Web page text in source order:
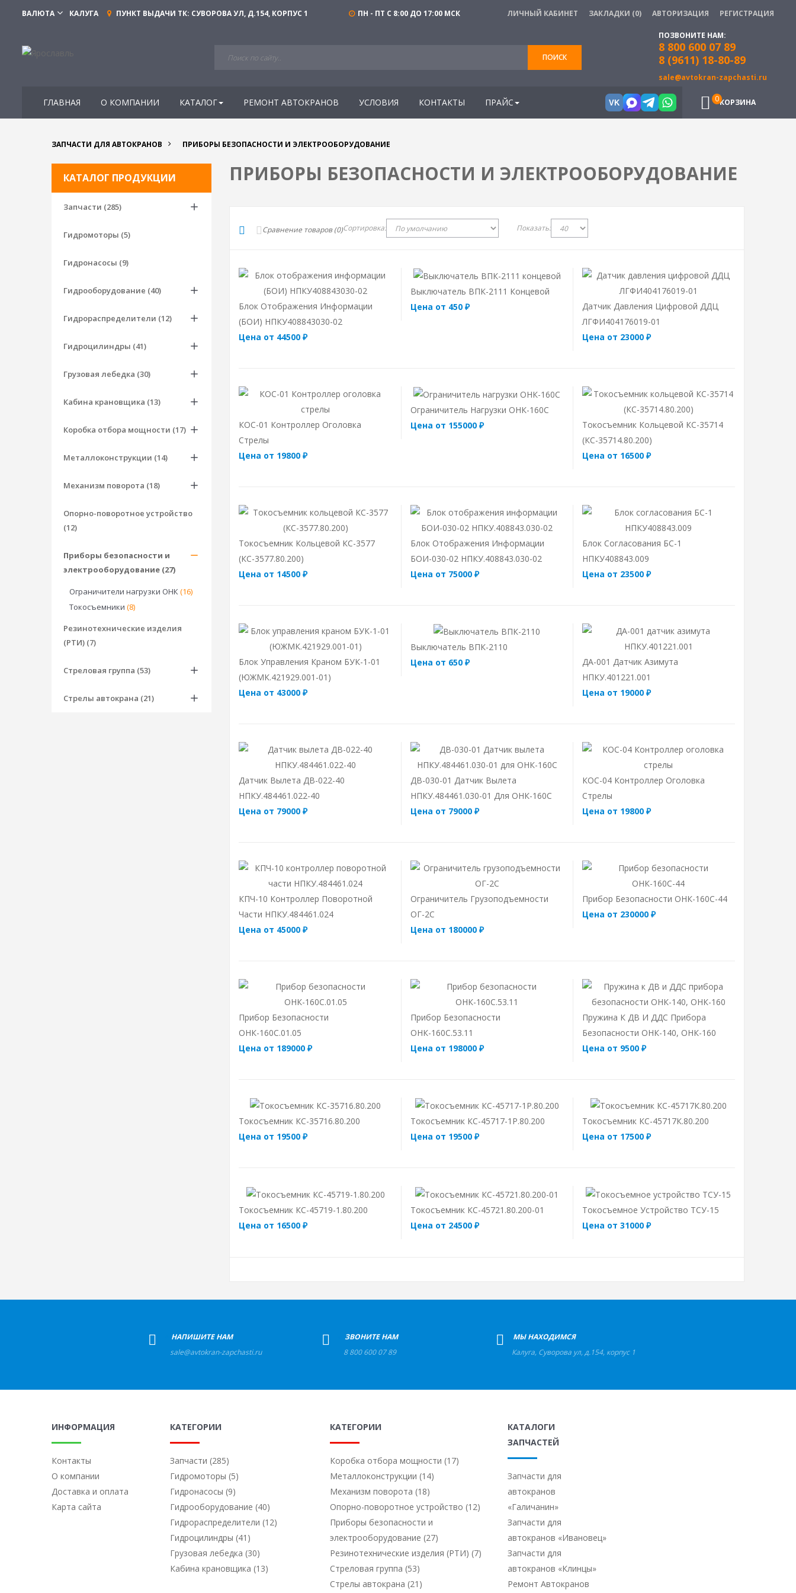
ВАЛЮТА КАЛУГА ПУНКТ ВЫДАЧИ ТК: СУВОРОВА УЛ, Д.154, КОРПУС 1 ПН - ПТ С 8:00 ДО 17:00 МСК ЛИЧНЫЙ КАБИНЕТ ЗАКЛАДКИ (0) АВТОРИЗАЦИЯ РЕГИСТРАЦИЯ
ПОИСК
ПОЗВОНИТЕ НАМ:
8 800 600 07 89
8 (9611) 18-80-89
sale@avtokran-zapchasti.ru
ГЛАВНАЯ О КОМПАНИИ КАТАЛОГ РЕМОНТ АВТОКРАНОВ УСЛОВИЯ КОНТАКТЫ ПРАЙС VK КОРЗИНА
0
ЗАПЧАСТИ ДЛЯ АВТОКРАНОВ ПРИБОРЫ БЕЗОПАСНОСТИ И ЭЛЕКТРООБОРУДОВАНИЕ
КАТАЛОГ ПРОДУКЦИИ
Запчасти (285)
Гидромоторы (5)
Гидронасосы (9)
Гидрооборудование (40)
Гидрораспределители (12)
Гидроцилиндры (41)
Грузовая лебедка (30)
Кабина крановщика (13)
Коробка отбора мощности (17)
Металлоконструкции (14)
Механизм поворота (18)
Опорно-поворотное устройство
(12)
Приборы безопасности и
электрооборудование (27)
Ограничители нагрузки ОНК(16)
Токосъемники (8)
Резинотехнические изделия
(РТИ) (7)
Стреловая группа (53)
Стрелы автокрана (21)
ПРИБОРЫ БЕЗОПАСНОСТИ И ЭЛЕКТРООБОРУДОВАНИЕ
Сравнение товаров (0)Сортировка: Показать:
Блок Отображения Информации
(БОИ) НПКУ408843030-02
Цена от 44500 ₽
Выключатель ВПК-2111 Концевой
Цена от 450 ₽
Датчик Давления Цифровой ДДЦ
ЛГФИ404176019-01
Цена от 23000 ₽
КОС-01 Контроллер Оголовка
Стрелы
Цена от 19800 ₽
Ограничитель Нагрузки ОНК-160С
Цена от 155000 ₽
Токосъемник Кольцевой КС-35714
(КС-35714.80.200)
Цена от 16500 ₽
Токосъемник Кольцевой КС-3577
(КС-3577.80.200)
Цена от 14500 ₽
Блок Отображения Информации
БОИ-030-02 НПКУ.408843.030-02
Цена от 75000 ₽
Блок Согласования БС-1
НПКУ408843.009
Цена от 23500 ₽
Блок Управления Краном БУК-1-01
(ЮЖМК.421929.001-01)
Цена от 43000 ₽
Выключатель ВПК-2110
Цена от 650 ₽
ДА-001 Датчик Азимута
НПКУ.401221.001
Цена от 19000 ₽
Датчик Вылета ДВ-022-40
НПКУ.484461.022-40
Цена от 79000 ₽
ДВ-030-01 Датчик Вылета
НПКУ.484461.030-01 Для ОНК-160С
Цена от 79000 ₽
КОС-04 Контроллер Оголовка
Стрелы
Цена от 19800 ₽
КПЧ-10 Контроллер Поворотной
Части НПКУ.484461.024
Цена от 45000 ₽
Ограничитель Грузоподъемности
ОГ-2С
Цена от 180000 ₽
Прибор Безопасности ОНК-160С-44
Цена от 230000 ₽
Прибор Безопасности
ОНК-160С.01.05
Цена от 189000 ₽
Прибор Безопасности
ОНК-160С.53.11
Цена от 198000 ₽
Пружина К ДВ И ДДС Прибора
Безопасности ОНК-140, ОНК-160
Цена от 9500 ₽
Токосъемник КС-35716.80.200
Цена от 19500 ₽
Токосъемник КС-45717-1Р.80.200
Цена от 19500 ₽
Токосъемник КС-45717К.80.200
Цена от 17500 ₽
Токосъемник КС-45719-1.80.200
Цена от 16500 ₽
Токосъемник КС-45721.80.200-01
Цена от 24500 ₽
Токосъемное Устройство ТСУ-15
Цена от 31000 ₽
НАПИШИТЕ НАМ
sale@avtokran-zapchasti.ru
ЗВОНИТЕ НАМ
8 800 600 07 89
МЫ НАХОДИМСЯ
Калуга, Суворова ул, д.154, корпус 1
ИНФОРМАЦИЯ
Контакты
О компании
Доставка и оплата
Карта сайта
КАТЕГОРИИ
Запчасти (285)
Гидромоторы (5)
Гидронасосы (9)
Гидрооборудование (40)
Гидрораспределители (12)
Гидроцилиндры (41)
Грузовая лебедка (30)
Кабина крановщика (13)
КАТЕГОРИИ
Коробка отбора мощности (17)
Металлоконструкции (14)
Механизм поворота (18)
Опорно-поворотное устройство (12)
Приборы безопасности и
электрооборудование (27)
Резинотехнические изделия (РТИ) (7)
Стреловая группа (53)
Стрелы автокрана (21)
КАТАЛОГИ
ЗАПЧАСТЕЙ
Запчасти для
автокранов
«Галичанин»
Запчасти для
автокранов «Ивановец»
Запчасти для
автокранов «Клинцы»
Ремонт Автокранов